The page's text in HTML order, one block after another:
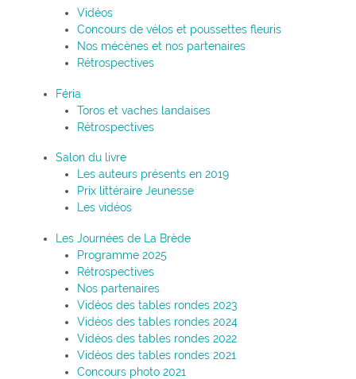
Vidéos
Concours de vélos et poussettes fleuris
Nos mécènes et nos partenaires
Rétrospectives
Féria
Toros et vaches landaises
Rétrospectives
Salon du livre
Les auteurs présents en 2019
Prix littéraire Jeunesse
Les vidéos
Les Journées de La Brède
Programme 2025
Rétrospectives
Nos partenaires
Vidéos des tables rondes 2023
Vidéos des tables rondes 2024
Vidéos des tables rondes 2022
Vidéos des tables rondes 2021
Concours photo 2021